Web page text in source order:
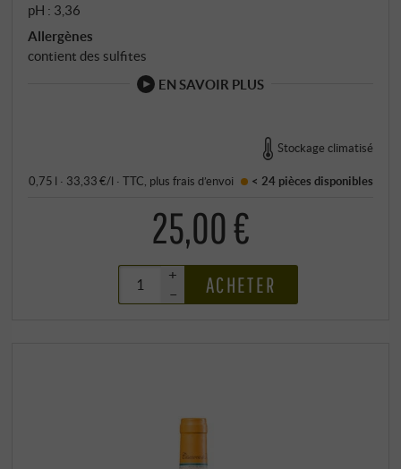
pH : 3,36
Allergènes
contient des sulfites
EN SAVOIR PLUS
Stockage climatisé
0,75 l · 33,33 €/l ·TTC , plusfrais d’envoi < 24 pièces disponibles
25,00 €
+
–
ACHETER